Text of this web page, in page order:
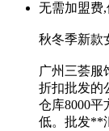
无需加盟费,
秋冬季新款
广州三荟服
折扣批发的
仓库8000
低。批发**